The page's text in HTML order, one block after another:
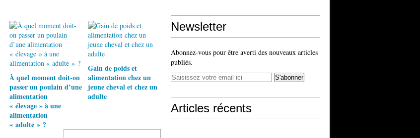
À quel moment doit-on
passer un poulain d’une
alimentation
« élevage » à une
alimentation
« adulte » ?
Gain de poids et
alimentation chez un
jeune cheval et chez un
adulte
Newsletter
Abonnez-vous pour être averti des nouveaux articles
publiés.
Articles récents